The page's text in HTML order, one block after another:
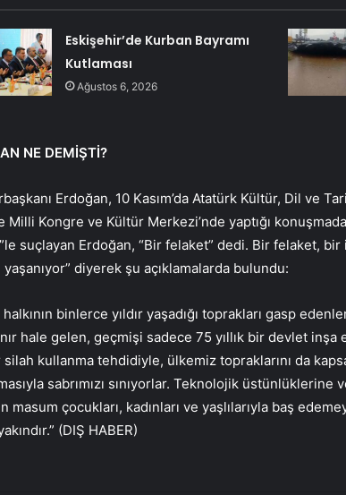
Eskişehir’de Kurban Bayramı
Kutlaması
Ağustos 6, 2026
NE DEMİŞTİ?
Erdoğan, 10 Kasım’da Atatürk Kültür, Dil ve
Milli Kongre ve Kültür Merkezi’nde yaptığı
suçlayan Erdoğan, “Bir felaket” dedi. Bir felaket, bir
diyerek şu açıklamalarda bulundu:
binlerce yıldır yaşadığı toprakları gasp
hale gelen, geçmişi sadece 75 yıllık bir devlet inşa
kullanma tehdidiyle, ülkemiz topraklarını da
sabrımızı sınıyorlar. Teknolojik üstünlüklerine
masum çocukları, kadınları ve yaşlılarıyla baş
(DIŞ HABER)